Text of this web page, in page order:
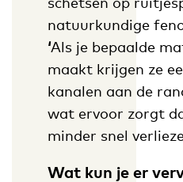
natuurkundige
‘Als je bepaalde
maakt krijgen ze
kanalen aan de
wat ervoor zorgt
minder snel
Wat kun je er